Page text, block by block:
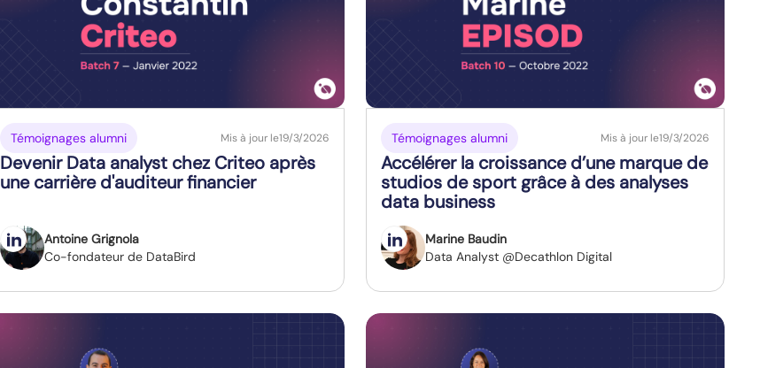
Témoignages alumni Mis à jour le19/3/2026
Devenir Data analyst chez Criteo après
une carrière d'auditeur financier
Antoine Grignola
Co-fondateur de DataBird
Témoignages alumni Mis à jour le19/3/2026
Accélérer la croissance d’une marque de
studios de sport grâce à des analyses
data business
Marine Baudin
Data Analyst @Decathlon Digital